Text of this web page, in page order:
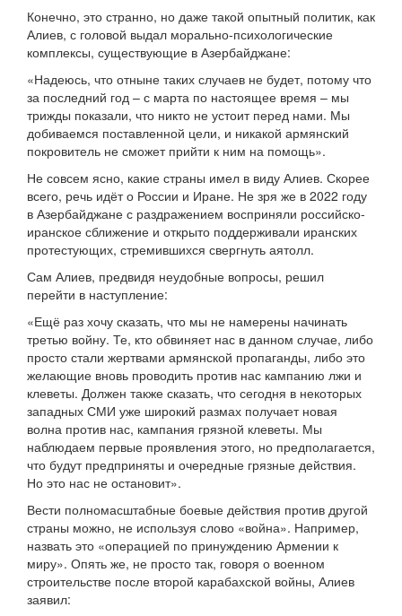
Конечно, это странно, но даже такой опытный политик, как
Алиев, с головой выдал морально-психологические
комплексы, существующие в Азербайджане:
«Надеюсь, что отныне таких случаев не будет, потому что
за последний год – с марта по настоящее время – мы
трижды показали, что никто не устоит перед нами. Мы
добиваемся поставленной цели, и никакой армянский
покровитель не сможет прийти к ним на помощь».
Не совсем ясно, какие страны имел в виду Алиев. Скорее
всего, речь идёт о России и Иране. Не зря же в 2022 году
в Азербайджане с раздражением восприняли российско-
иранское сближение и открыто поддерживали иранских
протестующих, стремившихся свергнуть аятолл.
Сам Алиев, предвидя неудобные вопросы, решил
перейти в наступление:
«Ещё раз хочу сказать, что мы не намерены начинать
третью войну. Те, кто обвиняет нас в данном случае, либо
просто стали жертвами армянской пропаганды, либо это
желающие вновь проводить против нас кампанию лжи и
клеветы. Должен также сказать, что сегодня в некоторых
западных СМИ уже широкий размах получает новая
волна против нас, кампания грязной клеветы. Мы
наблюдаем первые проявления этого, но предполагается,
что будут предприняты и очередные грязные действия.
Но это нас не остановит».
Вести полномасштабные боевые действия против другой
страны можно, не используя слово «война». Например,
назвать это «операцией по принуждению Армении к
миру». Опять же, не просто так, говоря о военном
строительстве после второй карабахской войны, Алиев
заявил: